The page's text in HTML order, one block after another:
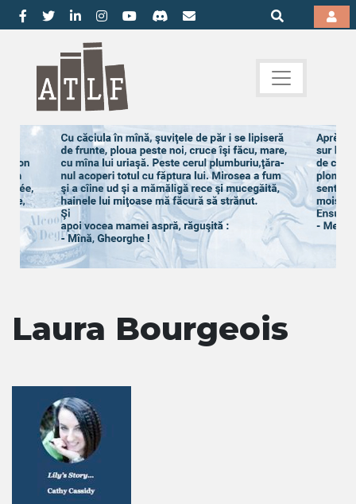
Laura Bourgeois